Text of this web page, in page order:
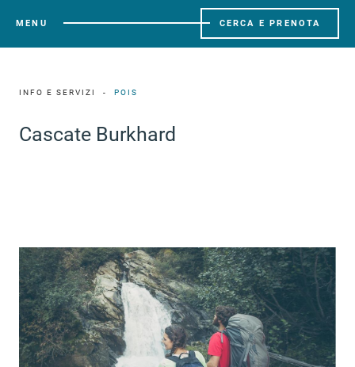
MENU CERCA E PRENOTA
INFO E SERVIZI POIS
Cascate Burkhard